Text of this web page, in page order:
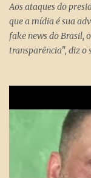
Ela só s...
Aos ataques do
que a mídia é sua
fake news do Brasil,
transparência", diz o
essa democracia